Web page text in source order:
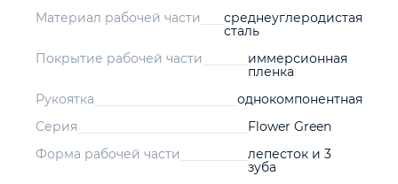
Материал рабочей части
среднеуглеродистая
сталь
Покрытие рабочей части
иммерсионная
пленка
Рукоятка
однокомпонентная
Серия
Flower Green
Форма рабочей части
лепесток и 3
зуба